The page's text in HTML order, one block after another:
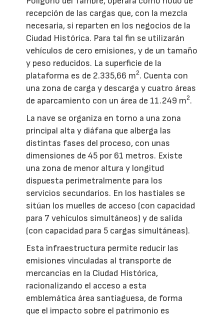
recepción de las cargas que, con la mezcla
necesaria, si reparten en los negocios de la
Ciudad Histórica. Para tal fin se utilizarán
vehículos de cero emisiones, y de un tamaño
y peso reducidos. La superficie de la
plataforma es de 2.335,66 m2. Cuenta con
una zona de carga y descarga y cuatro áreas
de aparcamiento con un área de 11.249 m2.
La nave se organiza en torno a una zona
principal alta y diáfana que alberga las
distintas fases del proceso, con unas
dimensiones de 45 por 61 metros. Existe
una zona de menor altura y longitud
dispuesta perimetralmente para los
servicios secundarios. En los hastiales se
sitúan los muelles de acceso (con capacidad
para 7 vehículos simultáneos) y de salida
(con capacidad para 5 cargas simultáneas).
Esta infraestructura permite reducir las
emisiones vinculadas al transporte de
mercancías en la Ciudad Histórica,
racionalizando el acceso a esta
emblemática área santiaguesa, de forma
que el impacto sobre el patrimonio es